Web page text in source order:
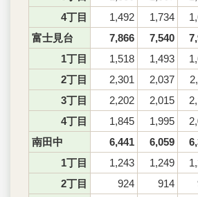
4丁目
1,492 1,734
富士見台
7,866 7,540
1丁目
1,518 1,493
2丁目
2,301 2,037
3丁目
2,202 2,015
4丁目
1,845 1,995
南田中
6,441 6,059
1丁目
1,243 1,249
2丁目
924 914